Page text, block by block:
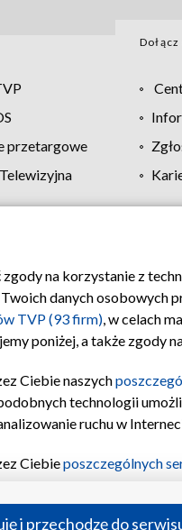
przetargowe
Polityka prywatności
na korzystanie z
danych osobowych
TVP (93 firm), w celach
poniżej, a także zgody
Ciebie naszych
technologii
ruchu w
Ciebieposzczególnych
przechowywania
i przechodzę do